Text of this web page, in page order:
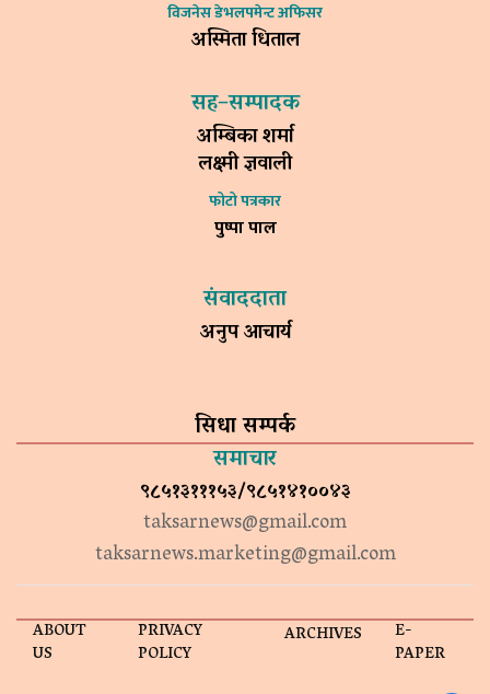
विजनेस डेभलपमेन्ट अफिसर
अस्मिता धिताल
सह–सम्पादक
अम्बिका शर्मा
लक्ष्मी ज्ञवाली
फोटो पत्रकार
पुष्पा पाल
संवाददाता
अनुप आचार्य
सिधा सम्पर्क
समाचार
९८५१३१११५३/९८५१४१००४३
taksarnews@gmail.com
taksarnews.marketing@gmail.com
ABOUT
US
PRIVACY
POLICY
ARCHIVES E-
PAPER